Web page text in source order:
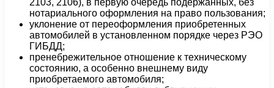
2103, 2106), в первую очередь подержанных, без
нотариального оформления на право пользования;
уклонение от переоформления приобретенных
автомобилей в установленном порядке через РЭО
ГИБДД;
пренебрежительное отношение к техническому
состоянию, а особенно внешнему виду
приобретаемого автомобиля;